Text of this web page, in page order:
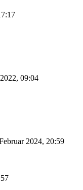
09:04
2024, 20:59